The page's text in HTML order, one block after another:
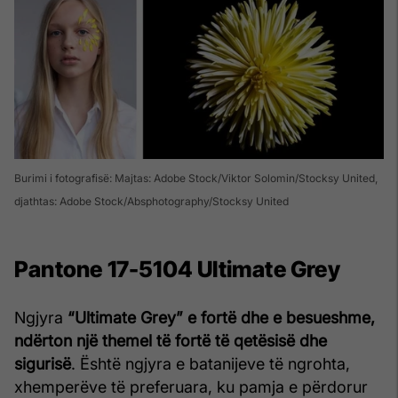
Burimi i fotografisë: Majtas: Adobe Stock/Viktor Solomin/Stocksy United,
djathtas: Adobe Stock/Absphotography/Stocksy United
Pantone 17-5104 Ultimate Grey
Ngjyra “Ultimate Grey” e fortë dhe e besueshme,
ndërton një themel të fortë të qetësisë dhe
sigurisë. Është ngjyra e batanijeve të ngrohta,
xhemperëve të preferuara, ku pamja e përdorur